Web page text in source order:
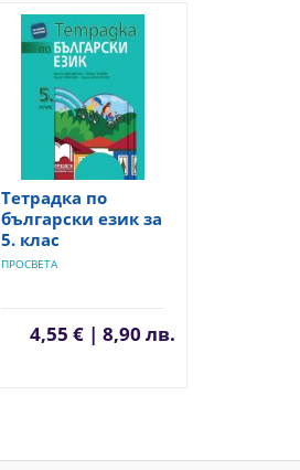
Тетрадка по
български език за
5. клас
ПРОСВЕТА
4,55 € | 8,90 лв.